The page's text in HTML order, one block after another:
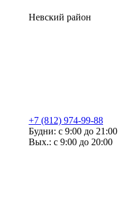
Невский район
+7 (812) 974-99-88
Будни: с 9:00 до 21:00
Вых.: с 9:00 до 20:00